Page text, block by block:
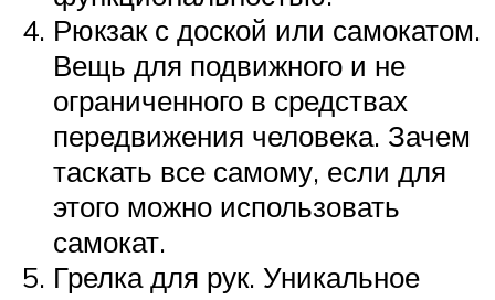
Рюкзак с доской или самокатом.
Вещь для подвижного и не
ограниченного в средствах
передвижения человека. Зачем
таскать все самому, если для
этого можно использовать
самокат.
Грелка для рук. Уникальное